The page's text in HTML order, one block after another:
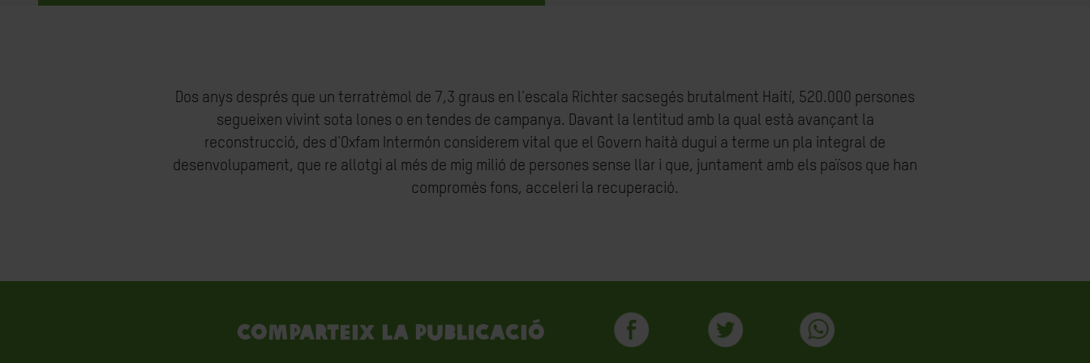
Dos anys després que un terratrèmol de 7,3 graus en l'escala Richter sacsegés brutalment Haití, 520.000 persones
segueixen vivint sota lones o en tendes de campanya. Davant la lentitud amb la qual està avançant la
reconstrucció, des d'Oxfam Intermón considerem vital que el Govern haità dugui a terme un pla integral de
desenvolupament, que re allotgi al més de mig milió de persones sense llar i que, juntament amb els països que han
compromès fons, acceleri la recuperació.
Comparteix la publicació